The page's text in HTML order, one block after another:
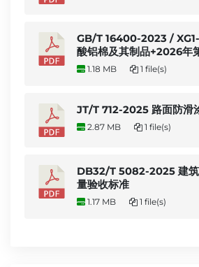
GB/T 16400-2023 /
酸铝棉及其制品+2026年
1.18 MB 1 file(s)
JT/T 712-2025 路面防滑
2.87 MB 1 file(s)
DB32/T 5082-2025 建
量验收标准
1.17 MB 1 file(s)